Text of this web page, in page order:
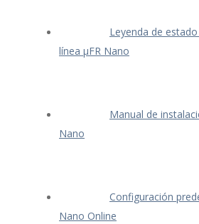
Leyenda de
línea μFR Nano
Manual de
Nano
Configuración
Nano Online